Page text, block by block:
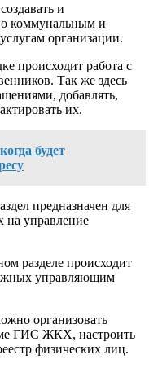
и
коммунальным и
организации.
происходит работа с
Так же здесь
добавлять,
их.
будет
предназначен для
на управление
разделе происходит
управляющим
организовать
ГИС ЖКХ, настроить
физических лиц.